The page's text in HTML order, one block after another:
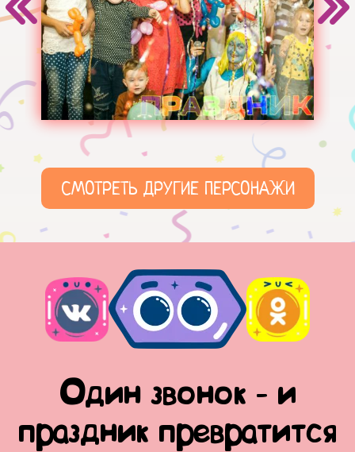
СМОТРЕТЬ ДРУГИЕ ПЕРСОНАЖИ
Один звонок - и
праздник превратится